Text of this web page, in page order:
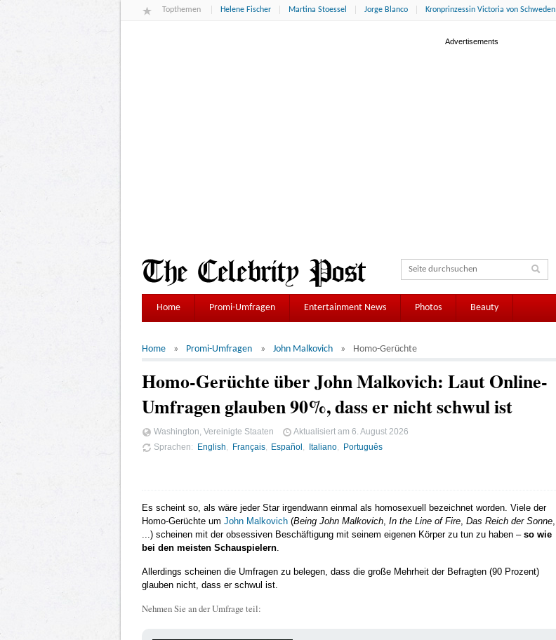
Topthemen Helene Fischer Martina Stoessel Jorge Blanco Kronprinzessin Victoria von Schweden
Home Promi-Umfragen Entertainment News Photos Beauty
Home Promi-Umfragen John Malkovich Homo-Gerüchte
Homo-Gerüchte über John Malkovich: Laut Online-
Umfragen glauben 90%, dass er nicht schwul ist
Washington, Vereinigte Staaten Aktualisiert am 6. August 2026
Sprachen
English Français Español Italiano Português
Es scheint so, als wäre jeder Star irgendwann einmal als homosexuell bezeichnet worden. Viele der
Homo-Gerüchte um John Malkovich (Being John Malkovich In the Line of Fire Das Reich der Sonne
...) scheinen mit der obsessiven Beschäftigung mit seinem eigenen Körper zu tun zu haben – so wie
bei den meisten Schauspielern
Allerdings scheinen die Umfragen zu belegen, dass die große Mehrheit der Befragten (90 Prozent)
glauben nicht, dass er schwul ist.
Nehmen Sie an der Umfrage teil: